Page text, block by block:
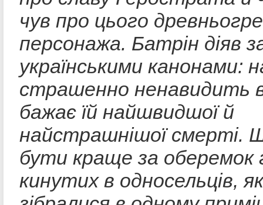
чув про цього
персонажа. Батрін діяв
українськими канонами:
страшенно ненавидить
бажає їй найшвидшої й
найстрашнішої смерті.
бути краще за оберемок
кинутих в односельців,